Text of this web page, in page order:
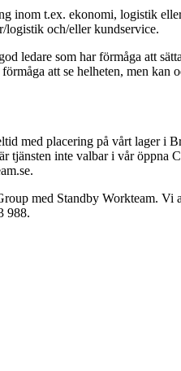
inom t.ex. ekonomi, logistik
logistik och/eller kundservice.
ledare som har förmåga att
att se helheten, men kan
med placering på vårt lager i
tjänsten inte valbar i vår öppna
.
med Standby Workteam.
988.